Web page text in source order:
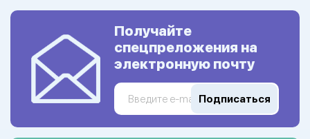
Получайте
спецпреложения на
электронную почту
Подписаться